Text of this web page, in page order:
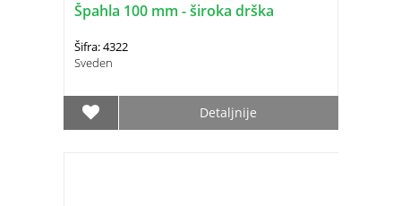
Špahla 100 mm - široka drška
Šifra: 4322
Sveden
Detaljnije